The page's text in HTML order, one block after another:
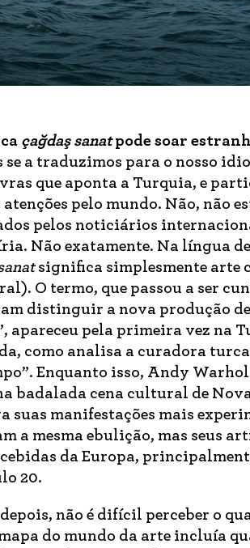
çağdaş sanatpode soar
se a traduzimos para o nosso
que aponta a Turquia, e
pelo mundo. Não, não
pelos noticiários
Não exatamente. Na língua
significa simplesmente arte
O termo, que passou a ser
distinguir a nova produção
apareceu pela primeira vez na
como analisa a curadora
Enquanto isso, Andy
badalada cena cultural de
suas manifestações mais
a mesma ebulição, mas seus
da Europa,
20.
não é difícil perceber o
do mundo da arte incluía